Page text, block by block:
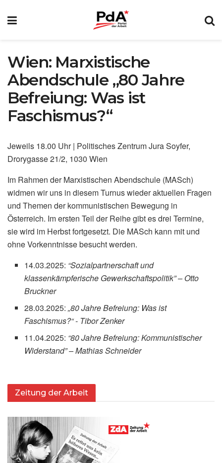
Wien: Marxistische
Abendschule „80 Jahre
Befreiung: Was ist
Faschismus?“
Jeweils 18.00 Uhr | Politisches Zentrum Jura Soyfer,
Drorygasse 21/2, 1030 Wien
Im Rahmen der Marxistischen Abendschule (MASch)
widmen wir uns in diesem Turnus wieder aktuellen Fragen
und Themen der kommunistischen Bewegung in
Österreich. Im ersten Teil der Reihe gibt es drei Termine,
sie wird im Herbst fortgesetzt. Die MASch kann mit und
ohne Vorkenntnisse besucht werden.
14.03.2025: “Sozialpartnerschaft und
klassenkämpferische Gewerkschaftspolitik” – Otto
Bruckner
28.03.2025:„80 Jahre Befreiung: Was ist
Faschismus?“- Tibor Zenker
11.04.2025: “80 Jahre Befreiung: Kommunistischer
Widerstand” – Mathias Schneider
Zeitung der Arbeit